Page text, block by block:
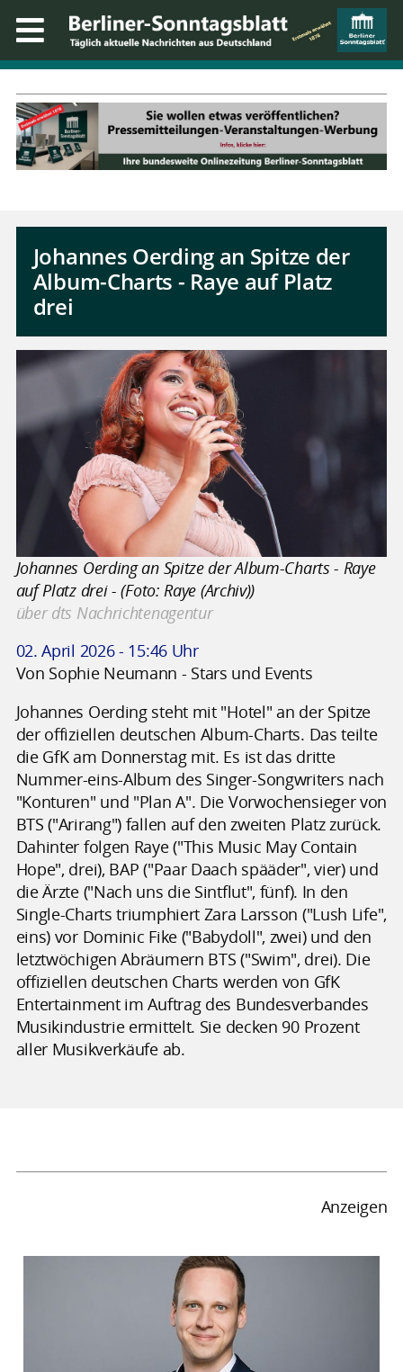
Johannes Oerding an Spitze der
Album-Charts - Raye auf Platz
drei
Johannes Oerding an Spitze der Album-Charts - Raye
auf Platz drei - (Foto: Raye (Archiv))
über dts Nachrichtenagentur
02. April 2026 - 15:46 Uhr
Von Sophie Neumann - Stars und Events
Johannes Oerding steht mit "Hotel" an der Spitze
der offiziellen deutschen Album-Charts. Das teilte
die GfK am Donnerstag mit. Es ist das dritte
Nummer-eins-Album des Singer-Songwriters nach
"Konturen" und "Plan A". Die Vorwochensieger von
BTS ("Arirang") fallen auf den zweiten Platz zurück.
Dahinter folgen Raye ("This Music May Contain
Hope", drei), BAP ("Paar Daach spääder", vier) und
die Ärzte ("Nach uns die Sintflut", fünf). In den
Single-Charts triumphiert Zara Larsson ("Lush Life",
eins) vor Dominic Fike ("Babydoll", zwei) und den
letztwöchigen Abräumern BTS ("Swim", drei). Die
offiziellen deutschen Charts werden von GfK
Entertainment im Auftrag des Bundesverbandes
Musikindustrie ermittelt. Sie decken 90 Prozent
aller Musikverkäufe ab.
Anzeigen